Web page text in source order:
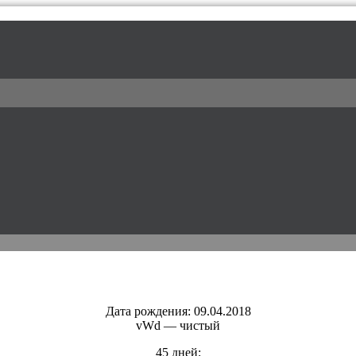
питомник доберманов
Дата рождения: 09.04.2018
vWd — чистый
45 дней: